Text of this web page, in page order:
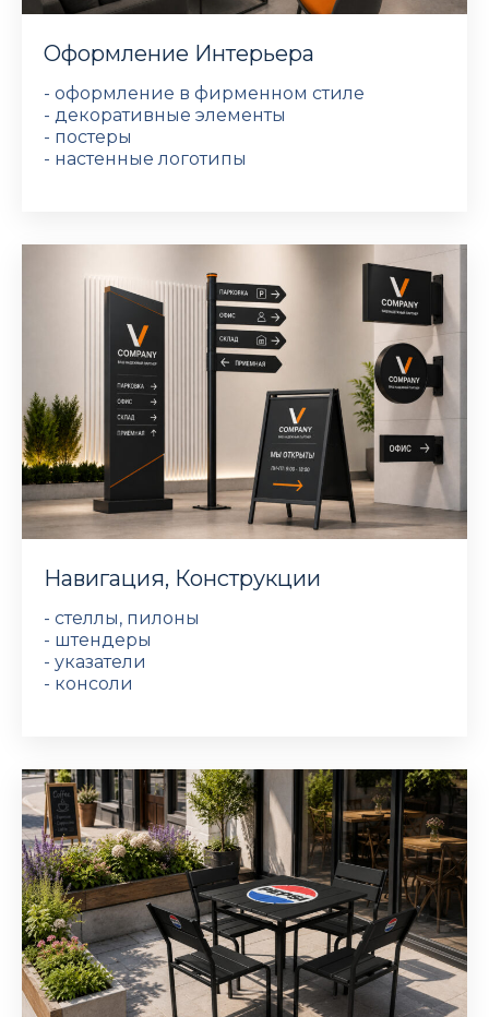
Оформление Интерьера
- оформление в фирменном стиле
- декоративные элементы
- постеры
- настенные логотипы
Навигация, Конструкции
- стеллы, пилоны
- штендеры
- указатели
- консоли